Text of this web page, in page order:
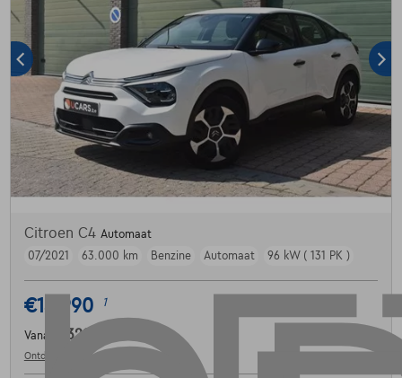
Citroen C4 Automaat
07/2021
63.000 km Benzine Automaat 96 kW ( 131 PK )
€15.990 1
Vanaf €329,14
Ontdek het volledige cijfervoorbeeld